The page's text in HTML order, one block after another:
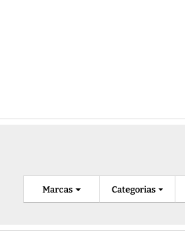
Categorias
Marcas